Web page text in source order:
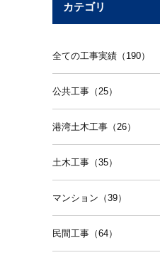
カテゴリ
全ての工事実績（190）
公共工事（25）
港湾土木工事（26）
土木工事（35）
マンション（39）
民間工事（64）